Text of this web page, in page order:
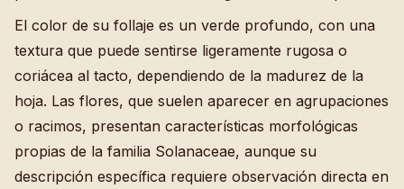
El color de su follaje es un verde profundo, con una
textura que puede sentirse ligeramente rugosa o
coriácea al tacto, dependiendo de la madurez de la
hoja. Las flores, que suelen aparecer en agrupaciones
o racimos, presentan características morfológicas
propias de la familia Solanaceae, aunque su
descripción específica requiere observación directa en